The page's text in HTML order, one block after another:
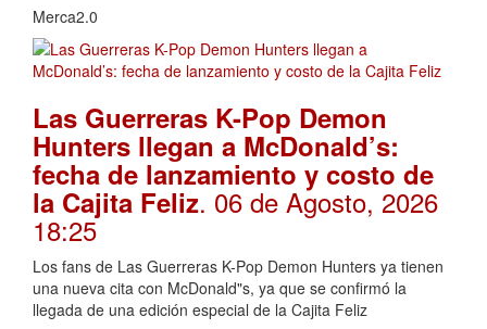
Merca2.0
Las Guerreras K-Pop Demon
Hunters llegan a McDonald’s:
fecha de lanzamiento y costo de
la Cajita Feliz. 06 de Agosto, 2026
18:25
Los fans de Las Guerreras K-Pop Demon Hunters ya tienen
una nueva cita con McDonald"s, ya que se confirmó la
llegada de una edición especial de la Cajita Feliz